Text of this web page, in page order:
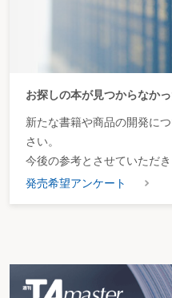
お探しの本が見つからなか
新たな書籍や商品の開発に
さい。
今後の参考とさせていただき
発売希望アンケート